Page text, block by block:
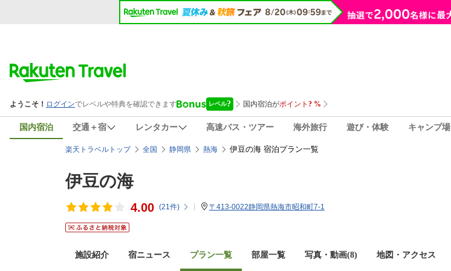
国内宿泊 交通＋宿 レンタカー 高速バス・ツアー 海外旅行 遊び・体験 キャンプ場
楽天トラベルトップ 全国 静岡県 熱海 伊豆の海 宿泊プラン一覧
伊豆の海
4.00 (21件) 〒413-0022静岡県熱海市昭和町7-1
施設紹介 宿ニュース プラン一覧 部屋一覧 写真・動画(8) 地図・アクセス